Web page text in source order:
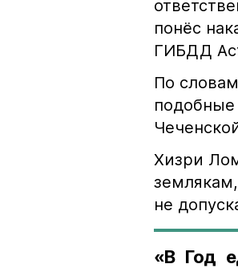
понёс
ГИБДД
По
подобные
Хизри
не
«В Год